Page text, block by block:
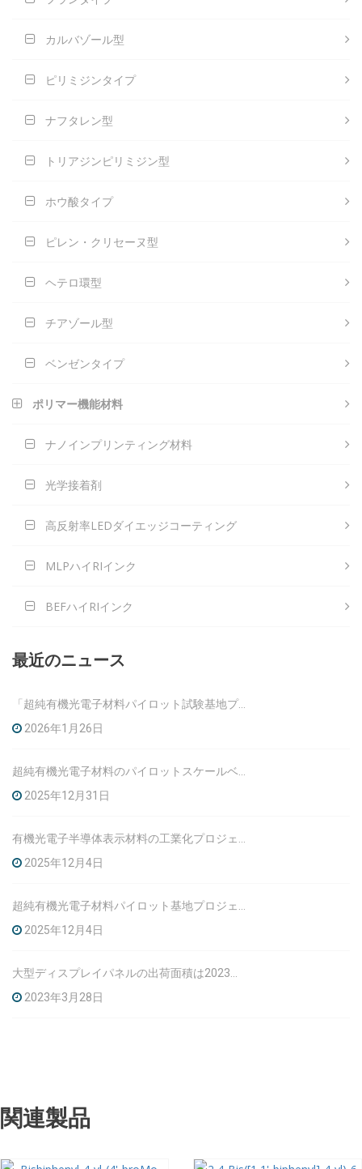
カルバゾール型
ピリミジンタイプ
ナフタレン型
トリアジンピリミジン型
ホウ酸タイプ
ピレン・クリセーヌ型
ヘテロ環型
チアゾール型
ベンゼンタイプ
ポリマー機能材料
ナノインプリンティング材料
光学接着剤
高反射率LEDダイエッジコーティング
MLPハイRIインク
BEFハイRIインク
最近のニュース
「超純有機光電子材料パイロット試験基地プロジェクト」承認前の公示
2026年1月26日
超純有機光電子材料のパイロットスケールベースプロジェクトの環境影響報告書の意見募集に関する一般参加情報開示
2025年12月31日
有機光電子半導体表示材料の工業化プロジェクトの環境影響評価報告書の最初の公開発表
2025年12月4日
超純有機光電子材料パイロット基地プロジェクトの環境影響評価報告書の最初の公開発表
2025年12月4日
大型ディスプレイパネルの出荷面積は2023年に3.5%増加すると予想されています
2023年3月28日
関連製品